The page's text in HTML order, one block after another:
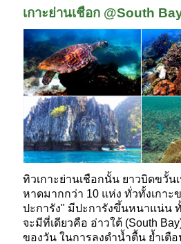
เกาะย่านเชือก @South
ทิวเกาะย่านเชือกนั้น ยาวบิดขวั้
หาดมากกว่า 10 แห่ง ทั่วทั้งเกา
ปะการัง" มีปะการังขึ้นหนาแน่น ทั้
จะมีที่เดียวคือ อ่าวใต้ (South
ของวัน ในการลงดำน้ำตื้น ย้ำเตื